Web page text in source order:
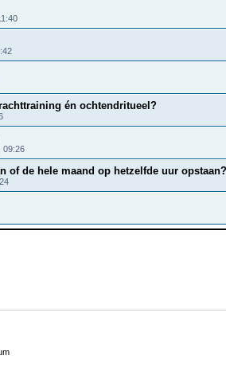
én ochtendritueel?
09:26
of de hele maand op hetzelfde uur opstaan?